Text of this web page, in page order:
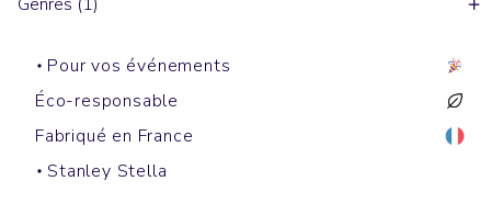
Pour vos événements
Éco-responsable
Fabriqué en France
Stanley Stella